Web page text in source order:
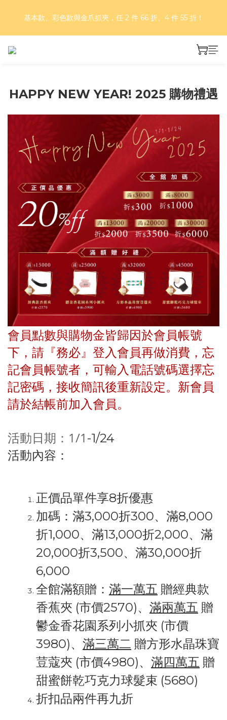
折，滿五件享7折！
基本款、彩色款與金爪抓夾，任 2 件 66 折、4 件 55 折！
好評再延長！夏日年中慶 part II｜正價商品 8 折，滿三件享75
HAPPY NEW YEAR! 2025 購物禮遇
會員點數與購物金皆歸因於會員帳號
下，請『務必』登入會員再做消費，忘
記會員帳號者，可輸入電話號碼選擇忘
記密碼，接收簡訊後重新設定。新會員
請於結帳前加入會員。
活動日期：1/1 -1/24
活動內容：
正價品單件享8折優惠
加碼： 滿3,000折300、滿8,000
折1,000、滿13,000折2,000、滿
20,000折3,500、滿30,000折
6,000
全館滿額贈： 滿一萬五 贈經典款
香蕉夾 (市價2570)、 滿兩萬五 贈
鬱金香花園系列小抓夾 (市價
3980)、 滿三萬二 贈方形水晶珠寶
荳蔻夾 (市價4980)、 滿四萬五 贈
甜蜜餅乾巧克力球髮束 (5680)
折扣品兩件再九折